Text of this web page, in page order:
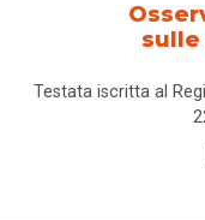
Testata iscritta al